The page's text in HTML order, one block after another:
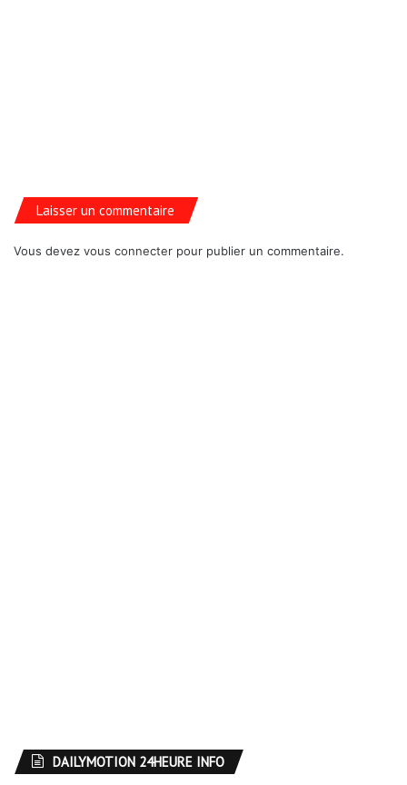
Laisser un commentaire
Vous devez vous connecter pour publier un commentaire.
DAILYMOTION 24HEURE INFO